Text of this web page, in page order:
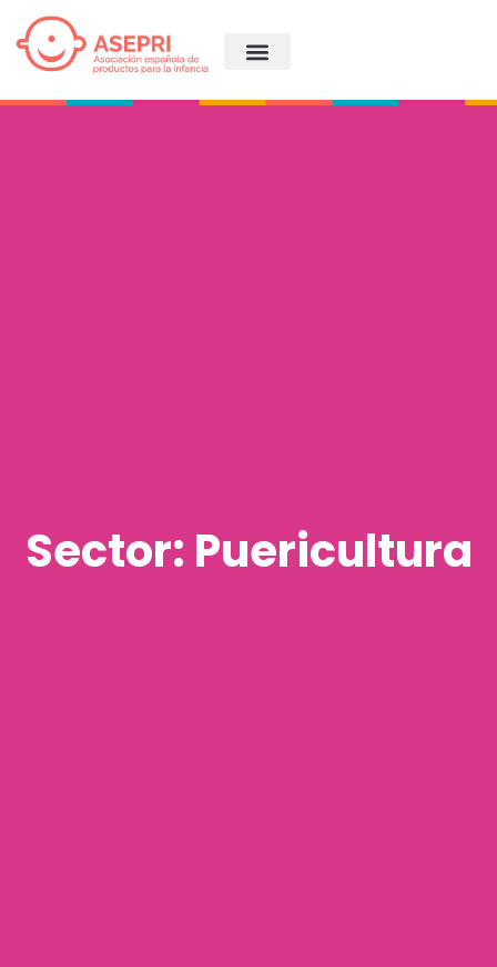
Sector: Puericultura